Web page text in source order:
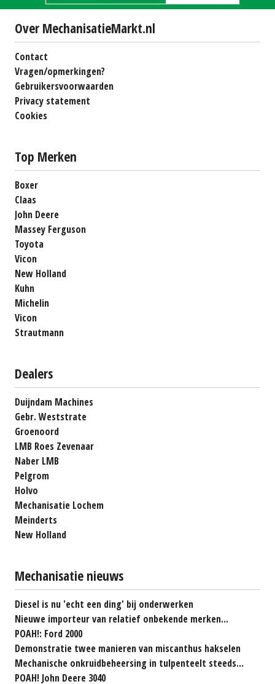
Over MechanisatieMarkt.nl
Contact
Vragen/opmerkingen?
Gebruikersvoorwaarden
Privacy statement
Cookies
Top Merken
Boxer
Claas
John Deere
Massey Ferguson
Toyota
Vicon
New Holland
Kuhn
Michelin
Vicon
Strautmann
Dealers
Duijndam Machines
Gebr. Weststrate
Groenoord
LMB Roes Zevenaar
Naber LMB
Pelgrom
Holvo
Mechanisatie Lochem
Meinderts
New Holland
Mechanisatie nieuws
Diesel is nu 'echt een ding' bij onderwerken
Nieuwe importeur van relatief onbekende merken...
POAH!: Ford 2000
Demonstratie twee manieren van miscanthus hakselen
Mechanische onkruidbeheersing in tulpenteelt steeds...
POAH! John Deere 3040